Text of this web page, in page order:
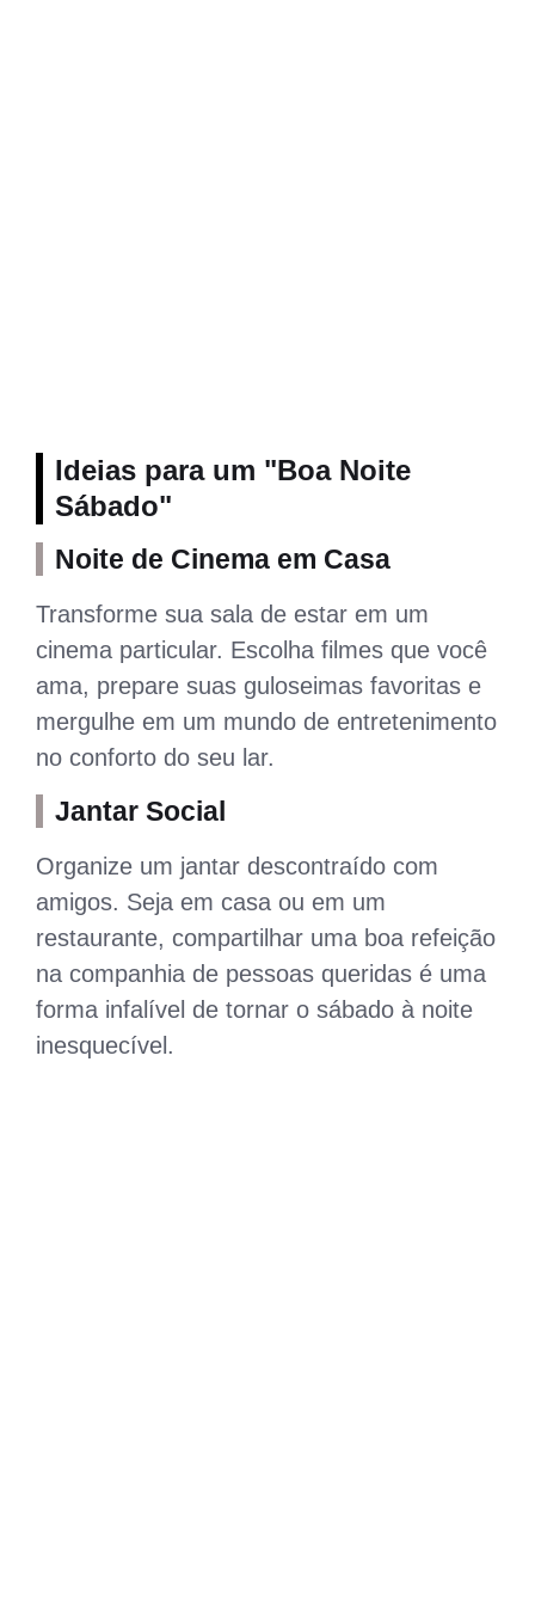
Ideias para um "Boa Noite
Sábado"
Noite de Cinema em Casa
Transforme sua sala de estar em um
cinema particular. Escolha filmes que você
ama, prepare suas guloseimas favoritas e
mergulhe em um mundo de entretenimento
no conforto do seu lar.
Jantar Social
Organize um jantar descontraído com
amigos. Seja em casa ou em um
restaurante, compartilhar uma boa refeição
na companhia de pessoas queridas é uma
forma infalível de tornar o sábado à noite
inesquecível.